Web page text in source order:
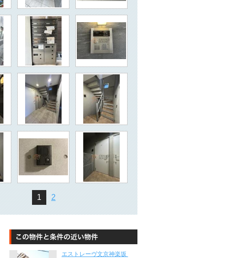
1 2
エストレーヴ文京神楽坂